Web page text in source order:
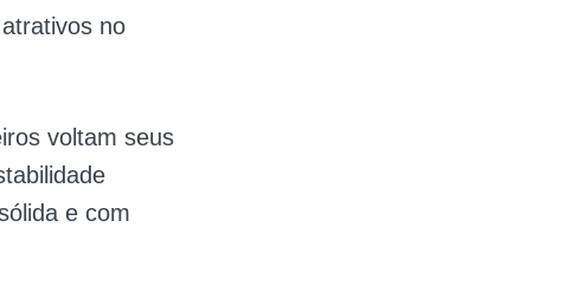
no
voltam seus
e com